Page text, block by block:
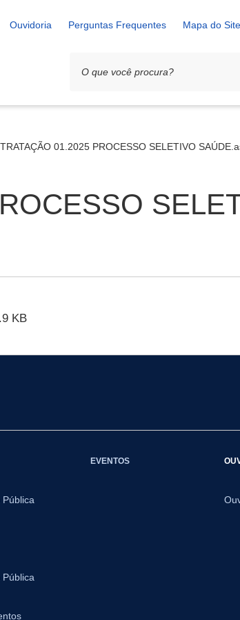
Ouvidoria Perguntas Frequentes Mapa do Site
01.2025 PROCESSO SELETIVO
KB
EVENTOS